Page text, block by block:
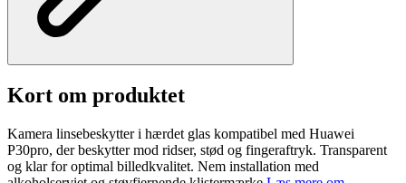
Kort om produktet
Kamera linsebeskytter i hærdet glas kompatibel med Huawei
P30pro, der beskytter mod ridser, stød og fingeraftryk. Transparent
og klar for optimal billedkvalitet. Nem installation med